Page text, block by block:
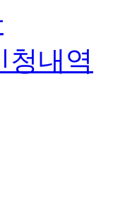
청내역